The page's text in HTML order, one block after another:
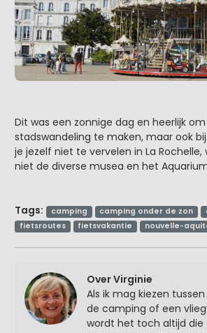
Dit was een zonnige dag en heerlijk
stadswandeling te maken, maar ook
je jezelf niet te vervelen in La
niet de diverse musea en het
Tags: camping camping onder de zon
fietsroutes
fietsvakantie nouvelle-
Over Virginie
Als ik mag kiezen
de camping of een
wordt het toch altijd die